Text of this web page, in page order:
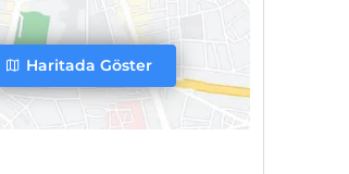
Haritada Göster